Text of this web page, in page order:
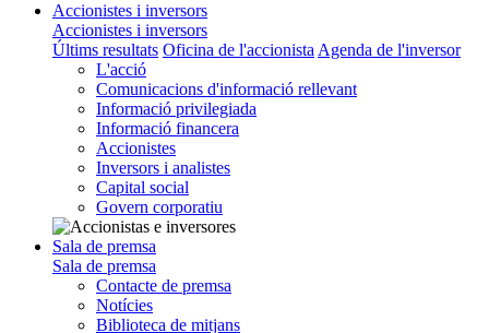
Accionistes i inversors
Accionistes i inversors
Últims resultats Oficina de l'accionista Agenda de l'inversor
L'acció
Comunicacions d'informació rellevant
Informació privilegiada
Informació financera
Accionistes
Inversors i analistes
Capital social
Govern corporatiu
Sala de premsa
Sala de premsa
Contacte de premsa
Notícies
Biblioteca de mitjans